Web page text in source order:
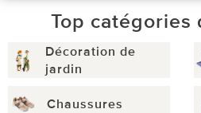
Top catégories
Décoration de
jardin
Chaussures